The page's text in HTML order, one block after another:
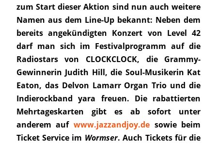
zum Start dieser Aktion sind nun auch weitere
Namen aus dem Line-Up bekannt: Neben dem
bereits angekündigten Konzert von Level 42
darf man sich im Festivalprogramm auf die
Radiostars von CLOCKCLOCK, die Grammy-
Gewinnerin Judith Hill, die Soul-Musikerin Kat
Eaton, das Delvon Lamarr Organ Trio und die
Indierockband yara freuen. Die rabattierten
Mehrtageskarten gibt es ab sofort unter
anderem auf www.jazzandjoy.de sowie beim
Ticket Service im Wormser. Auch Tickets für die